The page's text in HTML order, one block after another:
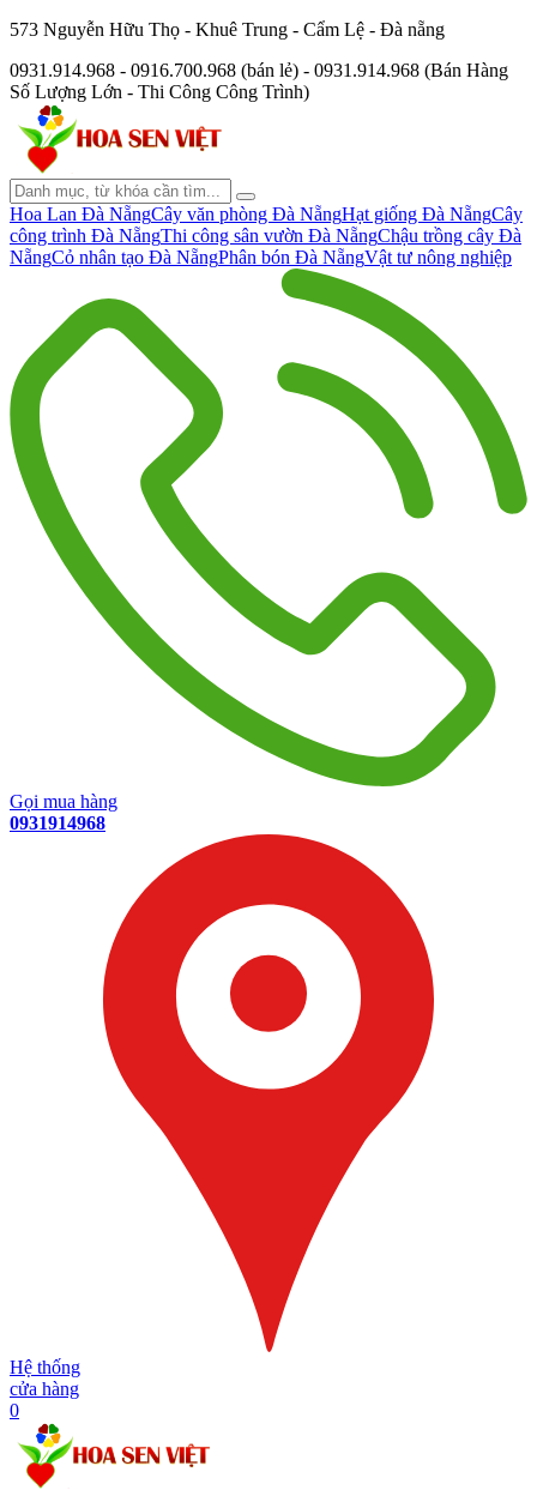
573 Nguyễn Hữu Thọ - Khuê Trung - Cẩm Lệ - Đà nẵng
0931.914.968 - 0916.700.968 (bán lẻ) - 0931.914.968 (Bán Hàng
Số Lượng Lớn - Thi Công Công Trình)
Hoa Lan Đà NẵngCây văn phòng Đà NẵngHạt giống Đà NẵngCây
công trình Đà NẵngThi công sân vườn Đà NẵngChậu trồng cây Đà
NẵngCỏ nhân tạo Đà NẵngPhân bón Đà NẵngVật tư nông nghiệp
Gọi mua hàng
0931914968
Hệ thống
cửa hàng
0